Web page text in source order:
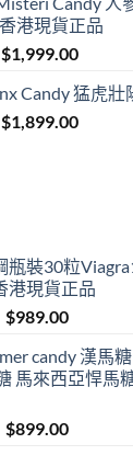
港現貨正品
$1,999.00Price
through
Candy 猛虎壯
$1,899.00Price
瓶裝30粒
港現貨正品
Original
was:
$1,800.00.
$989.00Current
is:
$989.00.
candy 漢馬
馬來西亞悍馬
Original
$899.00Current